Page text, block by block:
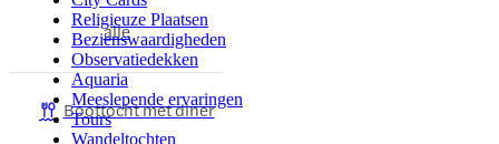
Religieuze Plaatsen
Bezienswaardigheden
Observatiedekken
Aquaria
Meeslepende ervaringen
Tours
Wandeltochten
alle
Boottocht met diner